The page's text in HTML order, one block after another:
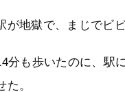
が地獄で、まじでビビ
分も歩いたのに、駅
た。